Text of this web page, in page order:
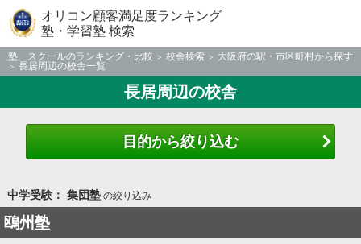
オリコン顧客満足度ランキング
塾・学習塾 検索
塾、スクールのランキング・比較 校舎検索
大阪府の駅・市区町村から探す
長居周辺の校舎一覧
長居周辺の校舎
目的から絞り込む
中学受験： 集団塾の絞り込み
鴎州塾